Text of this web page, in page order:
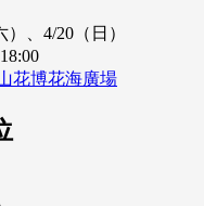
、4/20（日）
花博花海廣場